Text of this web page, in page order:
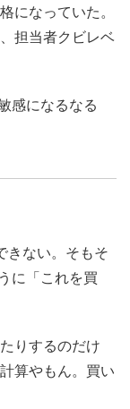
になっていた。
担当者クビレベ
感になるなる
きない。そもそ
に「これを買
りするのだけ
算やもん。買い